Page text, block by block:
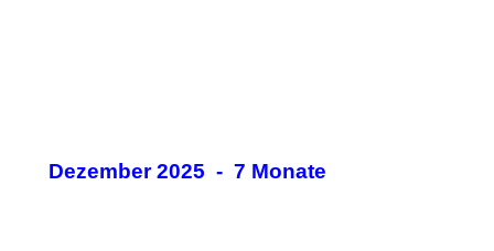
Dezember 2025 - 7 Monate